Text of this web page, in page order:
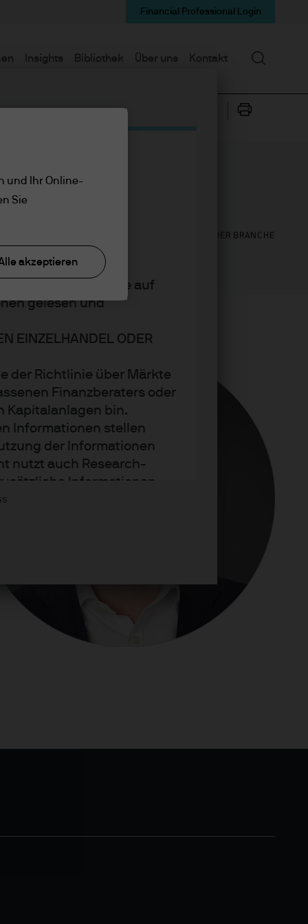
Sie, indem Sie auf
gelesen und
EINZELHANDEL ODER
der Richtlinie über Märkte
Finanzberaters oder
Kapitalanlagen bin.
Informationen stellen
der Informationen
nutzt auch Research-
Informationen
Management wider.
oder Anlagetechniken
und Richtigkeit.
Der Wert, Preis und die
Marktbedingungen
unter Umständen nicht
Preis und die Rendite
Die Wertentwicklung der
des angestrebten
Management können aus
zugelassen ist,
bei einer
sollten Sie sich auf
Insights Bibliothek Über uns Kontakt
Financial Professional Login
Suchen
JAHRE IN DER BRANCHE
und Ihr Online-
Sie
akzeptieren